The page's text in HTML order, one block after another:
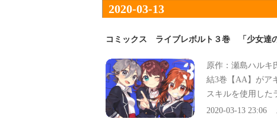
2020-03-13
コミックス ライブレボルト３巻 「少女達
原作：瀬島ハルキ
結3巻【AA】がア
スキルを使用した
を見せ始める』な
2020-03-13 23:06